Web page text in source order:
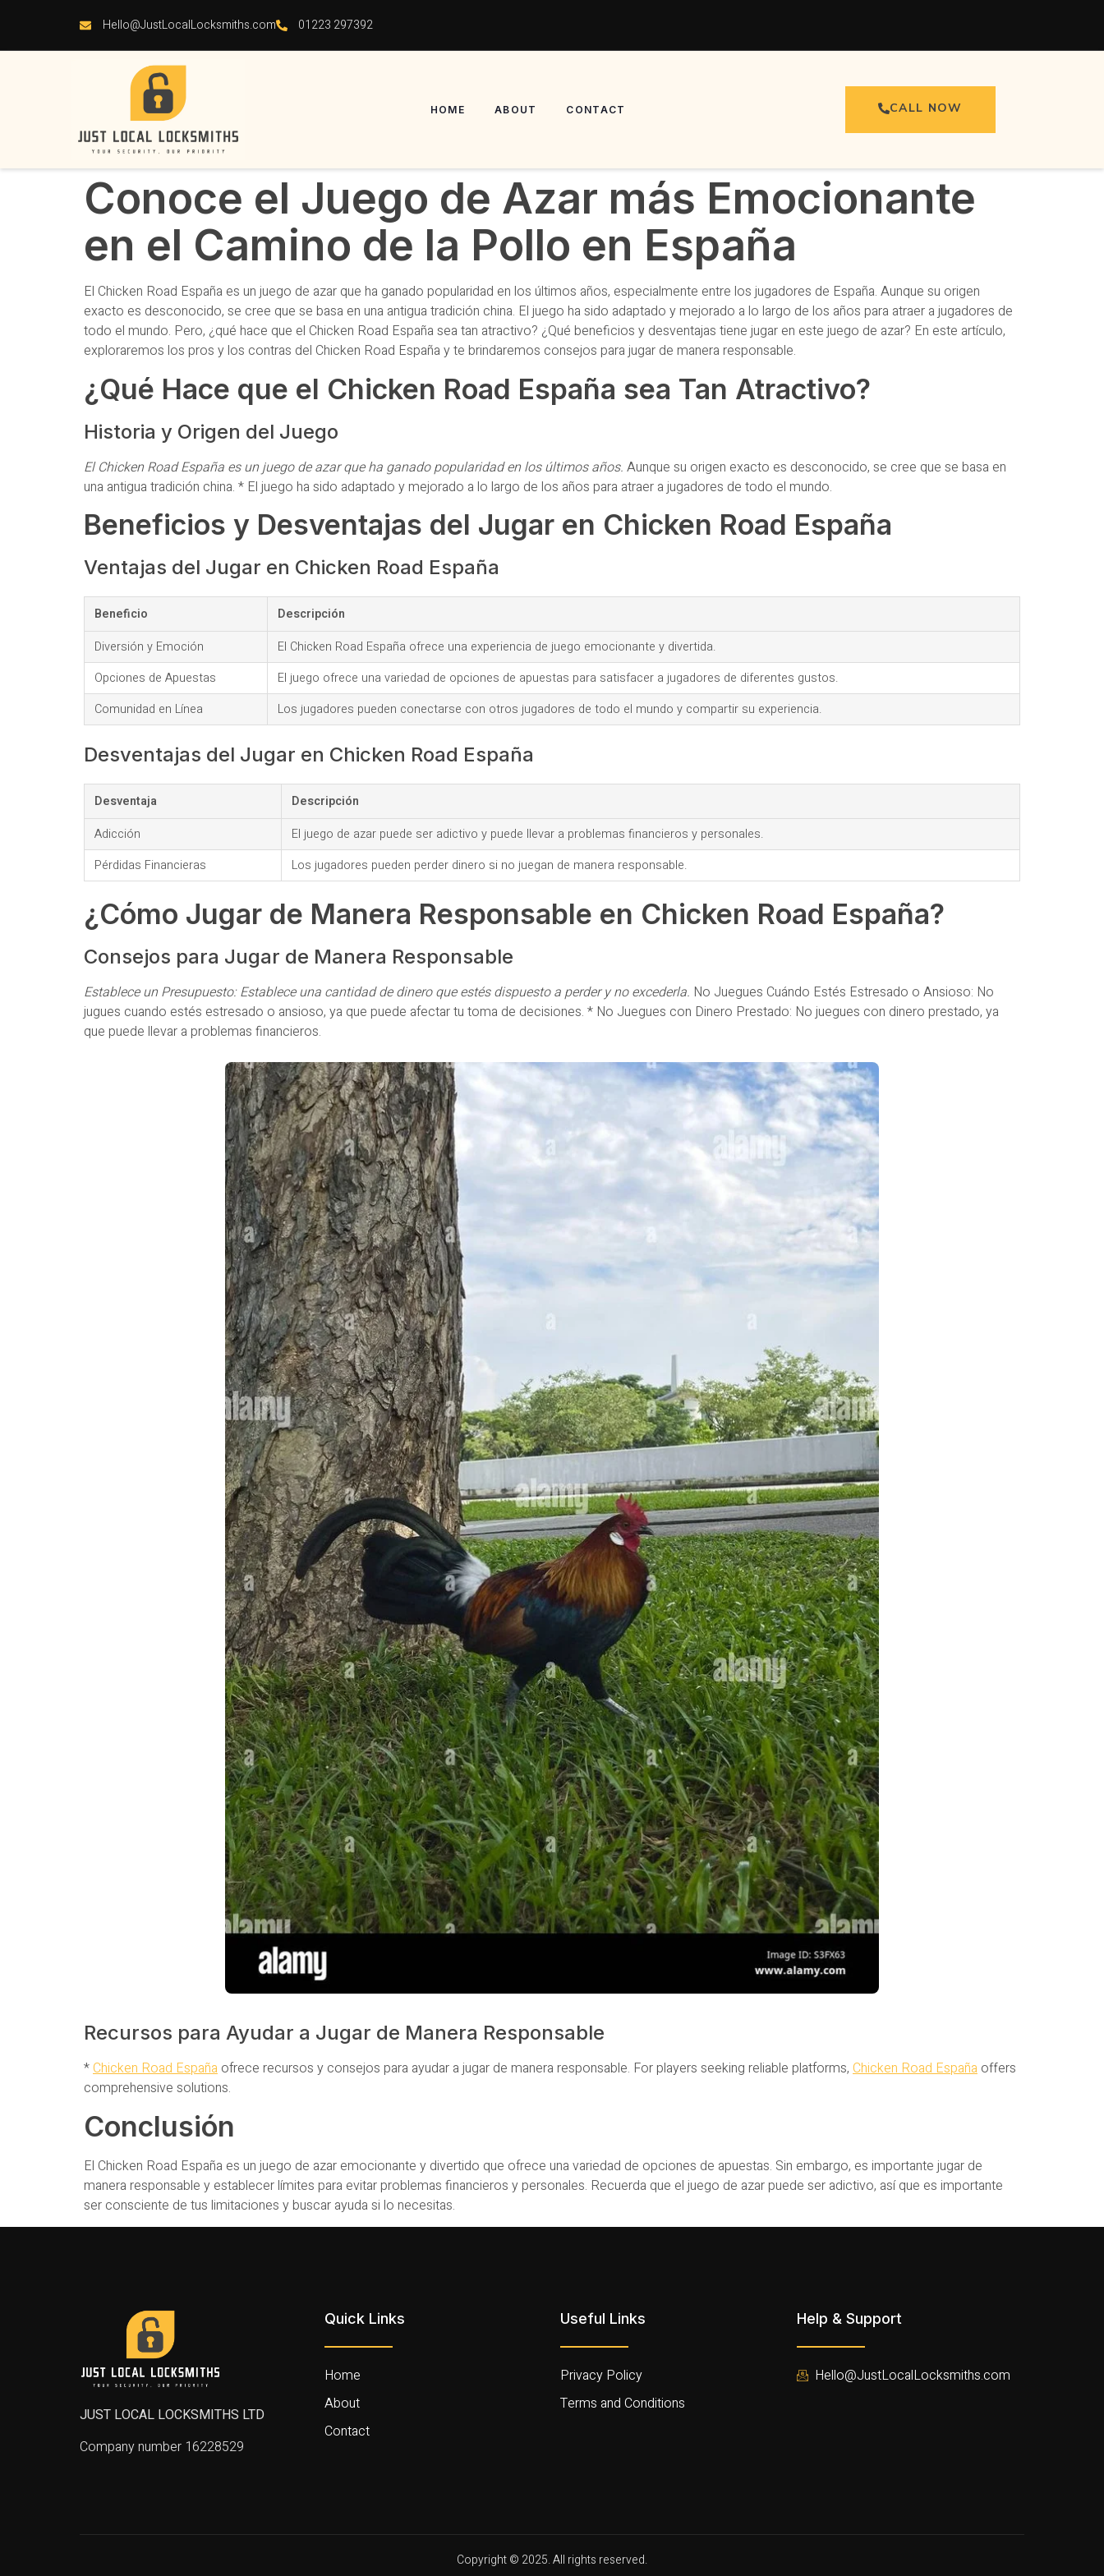
Hello@JustLocalLocksmiths.com 01223 297392
HOME ABOUT CONTACT CALL NOW
Conoce el Juego de Azar más Emocionante
en el Camino de la Pollo en España
El Chicken Road España es un juego de azar que ha ganado popularidad en los últimos años, especialmente entre los jugadores de España. Aunque su origen
exacto es desconocido, se cree que se basa en una antigua tradición china. El juego ha sido adaptado y mejorado a lo largo de los años para atraer a jugadores de
todo el mundo. Pero, ¿qué hace que el Chicken Road España sea tan atractivo? ¿Qué beneficios y desventajas tiene jugar en este juego de azar? En este artículo,
exploraremos los pros y los contras del Chicken Road España y te brindaremos consejos para jugar de manera responsable.
¿Qué Hace que el Chicken Road España sea Tan Atractivo?
Historia y Origen del Juego
El Chicken Road España es un juego de azar que ha ganado popularidad en los últimos años. Aunque su origen exacto es desconocido, se cree que se basa en
una antigua tradición china. * El juego ha sido adaptado y mejorado a lo largo de los años para atraer a jugadores de todo el mundo.
Beneficios y Desventajas del Jugar en Chicken Road España
Ventajas del Jugar en Chicken Road España
Beneficio
Descripción
Diversión y Emoción
El Chicken Road España ofrece una experiencia de juego emocionante y divertida.
Opciones de Apuestas
El juego ofrece una variedad de opciones de apuestas para satisfacer a jugadores de diferentes gustos.
Comunidad en Línea
Los jugadores pueden conectarse con otros jugadores de todo el mundo y compartir su experiencia.
Desventajas del Jugar en Chicken Road España
Desventaja
Descripción
Adicción
El juego de azar puede ser adictivo y puede llevar a problemas financieros y personales.
Pérdidas Financieras
Los jugadores pueden perder dinero si no juegan de manera responsable.
¿Cómo Jugar de Manera Responsable en Chicken Road España?
Consejos para Jugar de Manera Responsable
Establece un Presupuesto: Establece una cantidad de dinero que estés dispuesto a perder y no excederla. No Juegues Cuándo Estés Estresado o Ansioso: No
jugues cuando estés estresado o ansioso, ya que puede afectar tu toma de decisiones. * No Juegues con Dinero Prestado: No juegues con dinero prestado, ya
que puede llevar a problemas financieros.
Recursos para Ayudar a Jugar de Manera Responsable
*Chicken Road España ofrece recursos y consejos para ayudar a jugar de manera responsable. For players seeking reliable platforms, Chicken Road España offers
comprehensive solutions.
Conclusión
El Chicken Road España es un juego de azar emocionante y divertido que ofrece una variedad de opciones de apuestas. Sin embargo, es importante jugar de
manera responsable y establecer límites para evitar problemas financieros y personales. Recuerda que el juego de azar puede ser adictivo, así que es importante
ser consciente de tus limitaciones y buscar ayuda si lo necesitas.
JUST LOCAL LOCKSMITHS LTD
Company number 16228529
Quick Links
Home
About
Contact
Useful Links
Privacy Policy
Terms and Conditions
Help & Support
Hello@JustLocalLocksmiths.com
Copyright © 2025. All rights reserved.